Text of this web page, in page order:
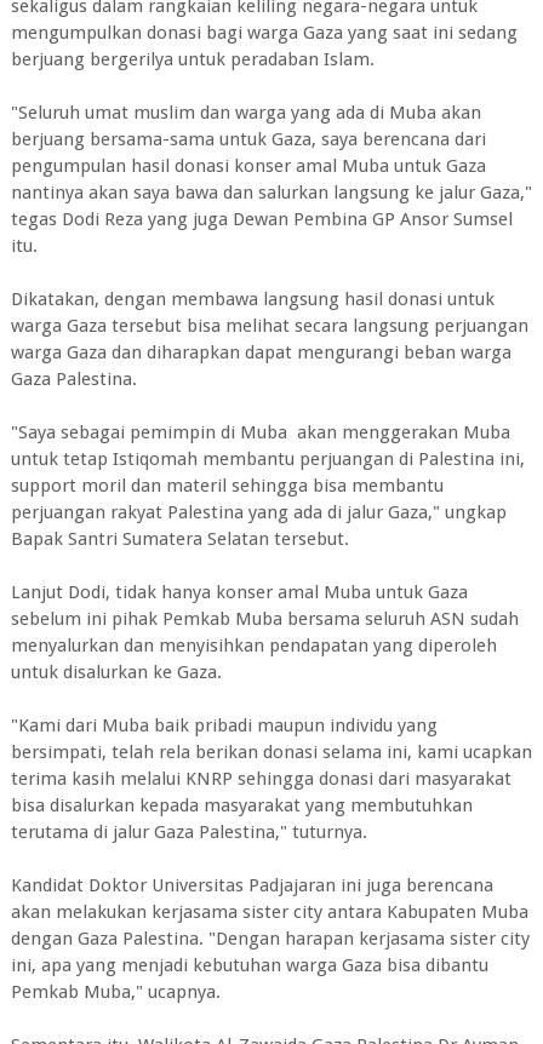
sekaligus dalam rangkaian keliling negara-negara untuk
mengumpulkan donasi bagi warga Gaza yang saat ini sedang
berjuang bergerilya untuk peradaban Islam.
"Seluruh umat muslim dan warga yang ada di Muba akan
berjuang bersama-sama untuk Gaza, saya berencana dari
pengumpulan hasil donasi konser amal Muba untuk Gaza
nantinya akan saya bawa dan salurkan langsung ke jalur Gaza,"
tegas Dodi Reza yang juga Dewan Pembina GP Ansor Sumsel
itu.
Dikatakan, dengan membawa langsung hasil donasi untuk
warga Gaza tersebut bisa melihat secara langsung perjuangan
warga Gaza dan diharapkan dapat mengurangi beban warga
Gaza Palestina.
"Saya sebagai pemimpin di Muba akan menggerakan Muba
untuk tetap Istiqomah membantu perjuangan di Palestina ini,
support moril dan materil sehingga bisa membantu
perjuangan rakyat Palestina yang ada di jalur Gaza," ungkap
Bapak Santri Sumatera Selatan tersebut.
Lanjut Dodi, tidak hanya konser amal Muba untuk Gaza
sebelum ini pihak Pemkab Muba bersama seluruh ASN sudah
menyalurkan dan menyisihkan pendapatan yang diperoleh
untuk disalurkan ke Gaza.
"Kami dari Muba baik pribadi maupun individu yang
bersimpati, telah rela berikan donasi selama ini, kami ucapkan
terima kasih melalui KNRP sehingga donasi dari masyarakat
bisa disalurkan kepada masyarakat yang membutuhkan
terutama di jalur Gaza Palestina," tuturnya.
Kandidat Doktor Universitas Padjajaran ini juga berencana
akan melakukan kerjasama sister city antara Kabupaten Muba
dengan Gaza Palestina. "Dengan harapan kerjasama sister city
ini, apa yang menjadi kebutuhan warga Gaza bisa dibantu
Pemkab Muba," ucapnya.